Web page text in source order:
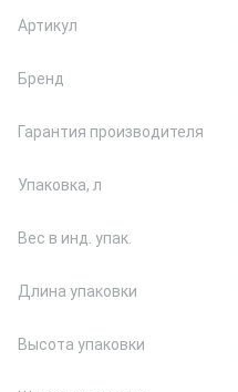
Артикул
Бренд
Гарантия производителя
Упаковка, л
Вес в инд. упак.
Длина упаковки
Высота упаковки